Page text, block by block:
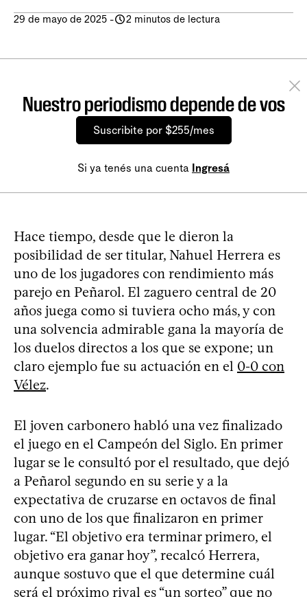
29 de mayo de 2025 - 2 minutos de lectura
Nuestro periodismo depende de vos
Suscribite por $255/mes
Si ya tenés una cuenta Ingresá
Hace tiempo, desde que le dieron la
posibilidad de ser titular, Nahuel Herrera es
uno de los jugadores con rendimiento más
parejo en Peñarol. El zaguero central de 20
años juega como si tuviera ocho más, y con
una solvencia admirable gana la mayoría de
los duelos directos a los que se expone; un
claro ejemplo fue su actuación en el 0-0 con
Vélez.
El joven carbonero habló una vez finalizado
el juego en el Campeón del Siglo. En primer
lugar se le consultó por el resultado, que dejó
a Peñarol segundo en su serie y a la
expectativa de cruzarse en octavos de final
con uno de los que finalizaron en primer
lugar. “El objetivo era terminar primero, el
objetivo era ganar hoy”, recalcó Herrera,
aunque sostuvo que el que determine cuál
será el próximo rival es “un sorteo” que no